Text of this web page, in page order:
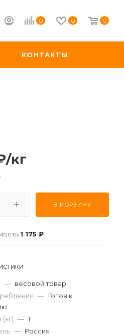
0 0 0
КОНТАКТЫ
/кг
В КОРЗИНУ
1 175 ₽
— весовой товар
— Готов к
— 1
— Россия